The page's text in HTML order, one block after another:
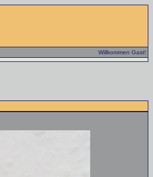
Willkommen Gast!